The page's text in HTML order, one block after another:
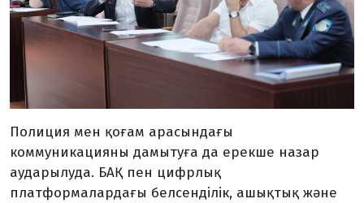
Полиция мен қоғам арасындағы
коммуникацияны дамытуға да ерекше назар
аударылуда. БАҚ пен цифрлық
платформалардағы белсенділік, ашықтық және